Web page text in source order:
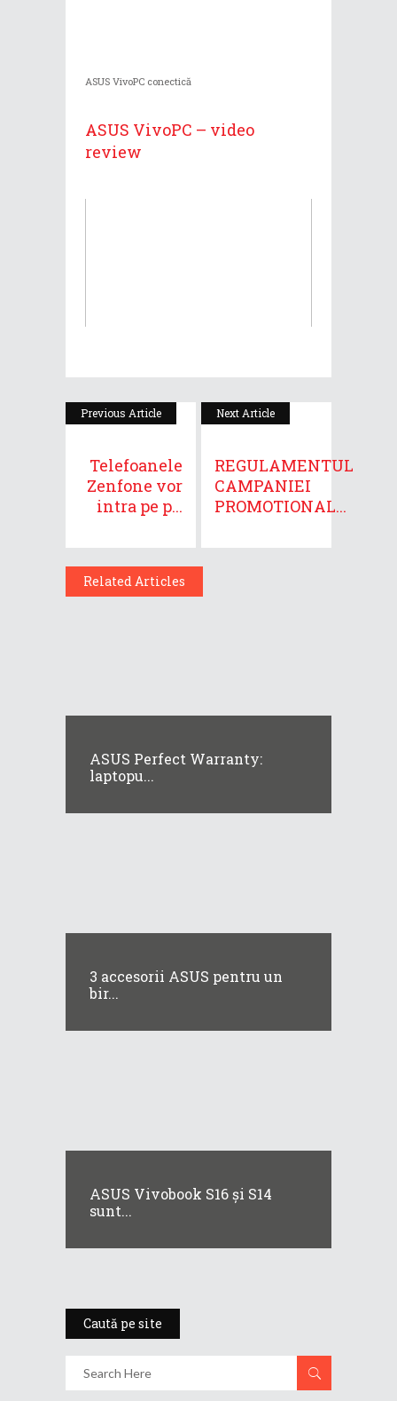
ASUS VivoPC conectică
ASUS VivoPC – video
review
Previous Article
Telefoanele
Zenfone vor
intra pe p...
Next Article
REGULAMENTUL
CAMPANIEI
PROMOTIONAL...
Related Articles
ASUS Perfect Warranty:
laptopu...
3 accesorii ASUS pentru un
bir...
ASUS Vivobook S16 și S14
sunt...
Caută pe site